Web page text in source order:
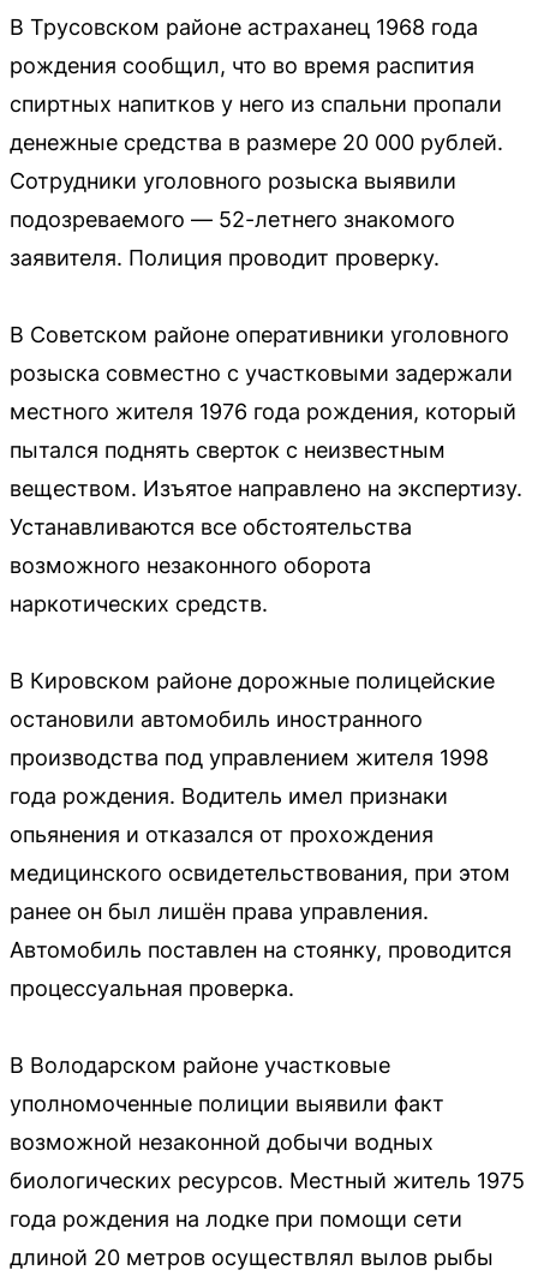
В Трусовском районе астраханец 1968 года
рождения сообщил, что во время распития
спиртных напитков у него из спальни пропали
денежные средства в размере 20 000 рублей.
Сотрудники уголовного розыска выявили
подозреваемого — 52-летнего знакомого
заявителя. Полиция проводит проверку.
В Советском районе оперативники уголовного
розыска совместно с участковыми задержали
местного жителя 1976 года рождения, который
пытался поднять сверток с неизвестным
веществом. Изъятое направлено на экспертизу.
Устанавливаются все обстоятельства
возможного незаконного оборота
наркотических средств.
В Кировском районе дорожные полицейские
остановили автомобиль иностранного
производства под управлением жителя 1998
года рождения. Водитель имел признаки
опьянения и отказался от прохождения
медицинского освидетельствования, при этом
ранее он был лишён права управления.
Автомобиль поставлен на стоянку, проводится
процессуальная проверка.
В Володарском районе участковые
уполномоченные полиции выявили факт
возможной незаконной добычи водных
биологических ресурсов. Местный житель 1975
года рождения на лодке при помощи сети
длиной 20 метров осуществлял вылов рыбы